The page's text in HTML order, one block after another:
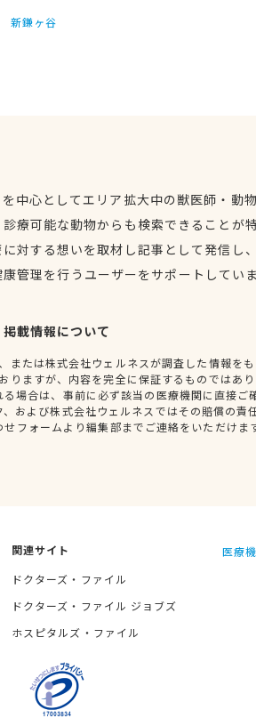
新鎌ヶ谷
中心としてエリア拡大中の獣医師・動
療可能な動物からも検索できることが
対する想いを取材し記事として発信し
管理を行うユーザーをサポートしてい
掲載情報について
または株式会社ウェルネスが調査した情報を
りますが、内容を完全に保証するものではあ
場合は、事前に必ず該当の医療機関に直接ご
および株式会社ウェルネスではその賠償の責
フォームより編集部までご連絡をいただけま
関連サイト
ドクターズ・ファイル
ドクターズ・ファイル ジョブズ
ホスピタルズ・ファイル
医療